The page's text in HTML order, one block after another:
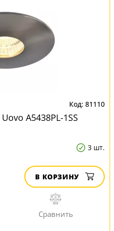
81110
A5438PL-1SS
3 шт.
В КОРЗИНУ